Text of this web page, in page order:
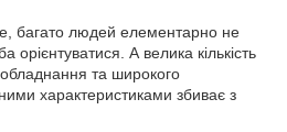
багато людей елементарно не
орієнтуватися. А велика кількість
обладнання та широкого
характеристиками збиває з